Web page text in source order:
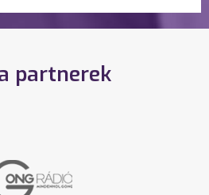
partnerek